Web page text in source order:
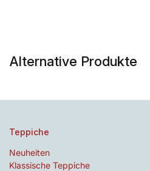
Alternative Produkte
Teppiche
Neuheiten
Klassische Teppiche